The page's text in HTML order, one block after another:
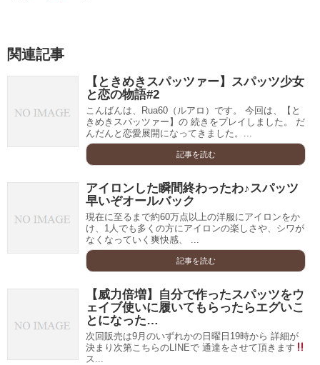
関連記事
【ときめきスパッツァー】スパッツ少女
と恋の物語#2
こんばんは、Rua60（ルアロ）です。 今回は、【と
きめきスパッツァー】の 続きをプレイしました。 だ
んだんと恋愛展開になってきました。...
記事を読む
アイロンした瞬間終わったわ♪スパッツ
早いぞオールバック
現在に至るまで約60万点以上の洋服にアイロンをか
け、1人でも多くの方にアイロンの楽しさや、シワが
なくなっていく爽快感、 ...
記事を読む
【威力倍増】自分で作ったスパッツをウ
ェイブ使いに履いてもらったらエグいこ
とになった…
次回販売は9月のいずれかの日曜日19時から 詳細が
決まり次第こちらのLINEで 通達をさせて頂きます
ス...